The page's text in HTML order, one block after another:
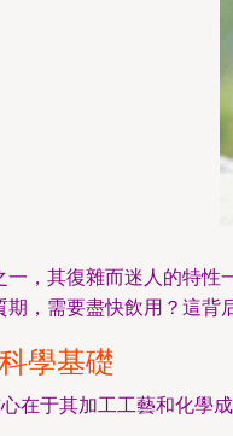
，其復雜而迷人的特性
，需要盡快飲用？這背
學基礎
在于其加工工藝和化學